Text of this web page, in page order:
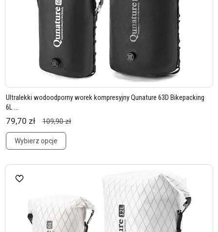
Ultralekki wodoodporny worek kompresyjny Qunature 63D Bikepacking
6L ...
79,70 zł 109,90 zł
Wybierz opcje